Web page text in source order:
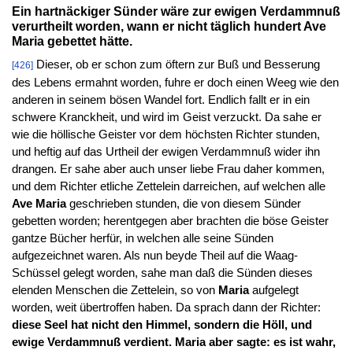
Ein hartnäckiger Sünder wäre zur ewigen Verdammnuß
verurtheilt worden, wann er nicht täglich hundert Ave
Maria gebettet hätte.
[426]Dieser, ob er schon zum öftern zur Buß und Besserung
des Lebens ermahnt worden, fuhre er doch einen Weeg wie den
anderen in seinem bösen Wandel fort. Endlich fallt er in ein
schwere Kranckheit, und wird im Geist verzuckt. Da sahe er
wie die höllische Geister vor dem höchsten Richter stunden,
und heftig auf das Urtheil der ewigen Verdammnuß wider ihn
drangen. Er sahe aber auch unser liebe Frau daher kommen,
und dem Richter etliche Zettelein darreichen, auf welchen alle
Ave Mariageschrieben stunden, die von diesem Sünder
gebetten worden; herentgegen aber brachten die böse Geister
gantze Bücher herfür, in welchen alle seine Sünden
aufgezeichnet waren. Als nun beyde Theil auf die Waag-
Schüssel gelegt worden, sahe man daß die Sünden dieses
elenden Menschen die Zettelein, so von Mariaaufgelegt
worden, weit übertroffen haben. Da sprach dann der Richter:
diese Seel hat nicht den Himmel, sondern die Höll, und
ewige Verdammnuß verdient. Maria aber sagte: es ist wahr,